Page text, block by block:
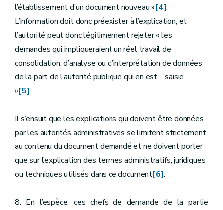
l’établissement d’un document nouveau »[4].
L’information doit donc préexister à l’explication, et
l’autorité peut donc légitimement rejeter « les
demandes qui impliqueraient un réel travail de
consolidation, d’analyse ou d’interprétation de données
de la part de l’autorité publique qui en est saisie
»[5].
Il s’ensuit que les explications qui doivent être données
par les autorités administratives se limitent strictement
au contenu du document demandé et ne doivent porter
que sur l’explication des termes administratifs, juridiques
ou techniques utilisés dans ce document[6].
8. En l’espèce, ces chefs de demande de la partie